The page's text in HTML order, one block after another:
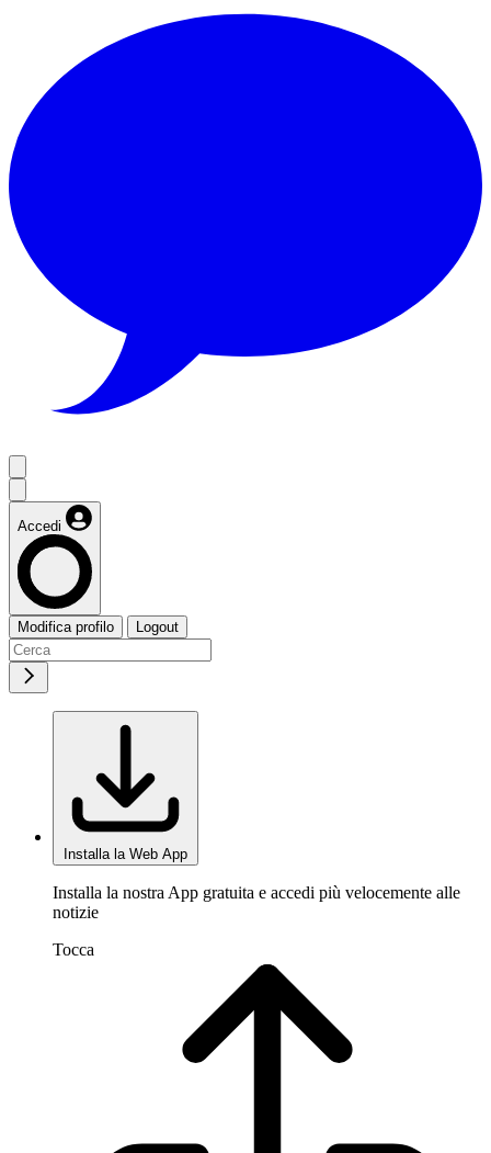
Accedi
Modifica profilo Logout
Installa la Web App
Installa la nostra App gratuita e accedi più velocemente alle
notizie
Tocca